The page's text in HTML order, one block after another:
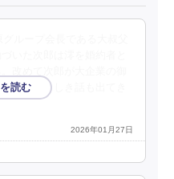
バイトらしき話も出てき
2026年01月27日